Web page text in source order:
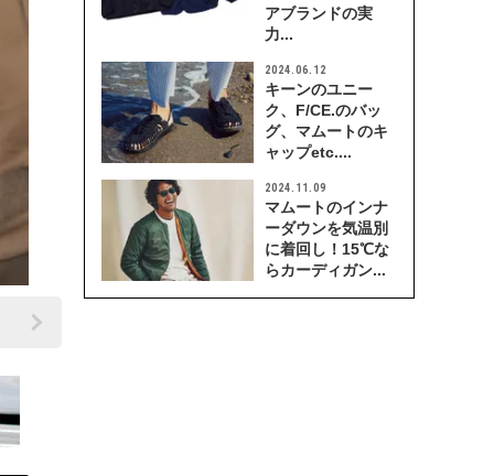
アブランドの実
力...
2024.06.12
キーンのユニー
ク、F/CE.のバッ
グ、マムートのキ
ャップetc....
2024.11.09
マムートのインナ
ーダウンを気温別
に着回し！15℃な
らカーディガン...